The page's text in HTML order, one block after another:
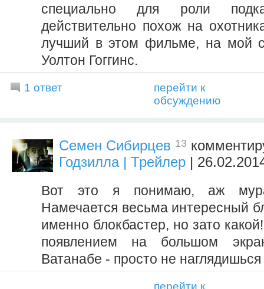
специально для роли
действительно похож на
лучший в этом фильме, на мой
Уолтон Гоггинс.
1 ответ
перейти к
обсуждению
Семен Сибирцев 13
Годзилла | Трейлер |
Вот это я понимаю, аж
Намечается весьма интересный
именно блокбастер, но зато
появлением на большом
Ватанабе - просто не наглядишься
перейти к